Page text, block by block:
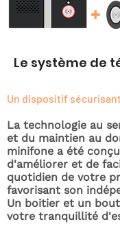
+
Le système de
Un dispositif
La technologie au
et du maintien au
minifone a été
d'améliorer et de
quotidien de votre
favorisant son
Un boitier et un
votre tranquillité